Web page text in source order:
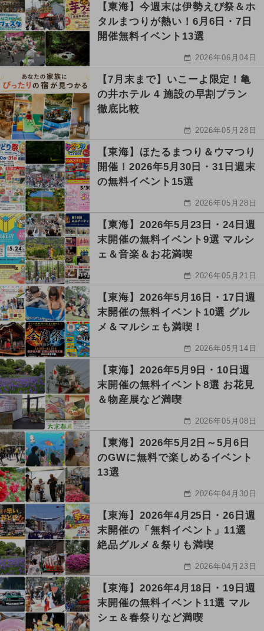
【東海】今週末は伊勢えび祭＆ホ
タルまつりが熱い！6月6日・7日
開催無料イベント13選
2026年06月04日
【7月末まで】いこーよ限定！亀
の井ホテル 4 施設の早割プラン
徹底比較
2026年05月28日
【東海】ほたるまつり＆ウマつり
開催！2026年5月30日・31日週末
の無料イベント15選
2026年05月28日
【東海】2026年5月23日・24日週
末開催の無料イベント9選 マルシ
ェ＆音楽＆お花満喫
2026年05月21日
【東海】2026年5月16日・17日週
末開催の無料イベント10選 グル
メ＆マルシェも満喫！
2026年05月14日
【東海】2026年5月9日・10日週
末開催の無料イベント8選 お花見
＆物産展など満喫
2026年05月08日
【東海】2026年5月2日～5月6日
のGWに無料で楽しめるイベント
13選
2026年04月30日
【東海】2026年4月25日・26日週
末開催の「無料イベント」11選
絶品グルメ＆祭りも満喫
2026年04月23日
【東海】2026年4月18日・19日週
末開催の無料イベント11選 マル
シェ＆春祭りなど満喫